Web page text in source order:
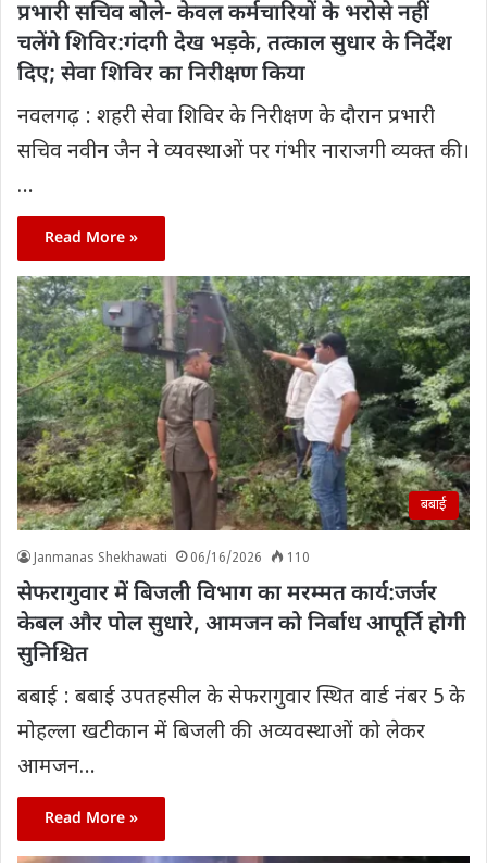
प्रभारी सचिव बोले- केवल कर्मचारियों के भरोसे नहीं
चलेंगे शिविर:गंदगी देख भड़के, तत्काल सुधार के निर्देश
दिए; सेवा शिविर का निरीक्षण किया
नवलगढ़ : शहरी सेवा शिविर के निरीक्षण के दौरान प्रभारी
सचिव नवीन जैन ने व्यवस्थाओं पर गंभीर नाराजगी व्यक्त की।
…
Read More »
बबाई
Janmanas Shekhawati 06/16/2026 110
सेफरागुवार में बिजली विभाग का मरम्मत कार्य:जर्जर
केबल और पोल सुधारे, आमजन को निर्बाध आपूर्ति होगी
सुनिश्चित
बबाई : बबाई उपतहसील के सेफरागुवार स्थित वार्ड नंबर 5 के
मोहल्ला खटीकान में बिजली की अव्यवस्थाओं को लेकर
आमजन…
Read More »